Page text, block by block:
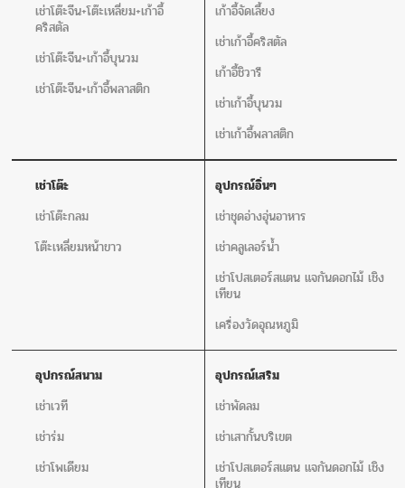
เช่าโต๊ะจีน+โต๊ะเหลี่ยม+เก้าอี้
คริสตัล
เช่าโต๊ะจีน+เก้าอี้บุนวม
เช่าโต๊ะจีน+เก้าอี้พลาสติก
เก้าอี้จัดเลี้ยง
เช่าเก้าอี้คริสตัล
เก้าอี้ชิวารี
เช่าเก้าอี้บุนวม
เช่าเก้าอี้พลาสติก
เช่าโต๊ะ
เช่าโต๊ะกลม
โต๊ะเหลี่ยมหน้าขาว
อุปกรณ์อิ่นๆ
เช่าชุดอ่างอุ่นอาหาร
เช่าคลูเลอร์น้ำ
เช่าโปสเตอร์สแตน แจกันดอกไม้ เชิง
เทียน
เครื่องวัดอุณหภูมิ
อุปกรณ์สนาม
เช่าเวที
เช่าร่ม
เช่าโพเดียม
อุปกรณ์เสริม
เช่าพัดลม
เช่าเสากั้นบริเขต
เช่าโปสเตอร์สแตน แจกันดอกไม้ เชิง
เทียน